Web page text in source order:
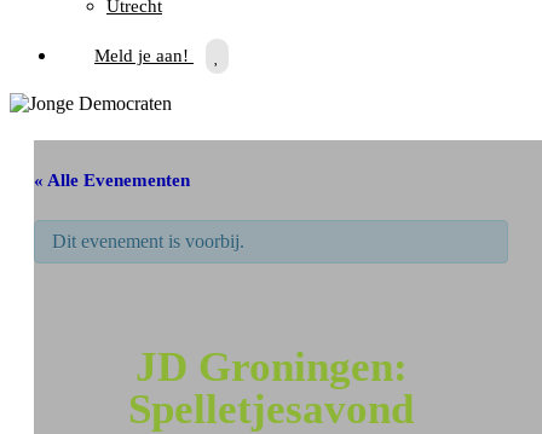
Utrecht
Meld je aan!
« Alle Evenementen
Dit evenement is voorbij.
JD Groningen:
Spelletjesavond